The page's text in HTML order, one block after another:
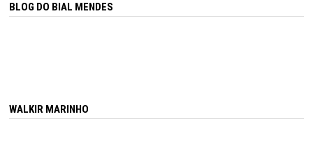
BLOG DO BIAL MENDES
WALKIR MARINHO